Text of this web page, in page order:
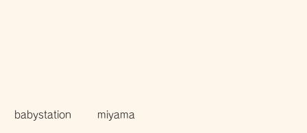
babystation miyama